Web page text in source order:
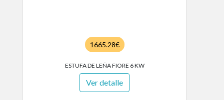
1665.28€
ESTUFA DE LEÑA FIORE 6 KW
Ver detalle